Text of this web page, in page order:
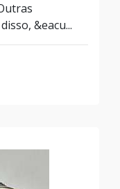
&eacu...